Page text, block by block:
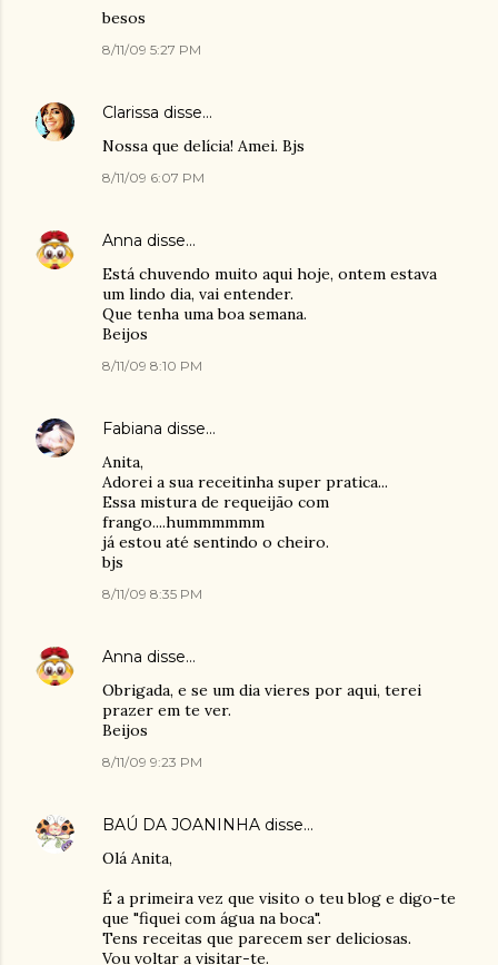
besos
8/11/09 5:27 PM
Clarissa disse…
Nossa que delícia! Amei. Bjs
8/11/09 6:07 PM
Anna disse…
Está chuvendo muito aqui hoje, ontem estava
um lindo dia, vai entender.
Que tenha uma boa semana.
Beijos
8/11/09 8:10 PM
Fabiana disse…
Anita,
Adorei a sua receitinha super pratica...
Essa mistura de requeijão com
frango....hummmmmm
já estou até sentindo o cheiro.
bjs
8/11/09 8:35 PM
Anna disse…
Obrigada, e se um dia vieres por aqui, terei
prazer em te ver.
Beijos
8/11/09 9:23 PM
BAÚ DA JOANINHA disse…
Olá Anita,
É a primeira vez que visito o teu blog e digo-te
que "fiquei com água na boca".
Tens receitas que parecem ser deliciosas.
Vou voltar a visitar-te.